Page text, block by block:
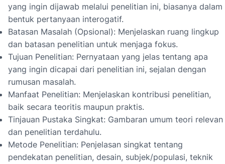
yang ingin dijawab melalui penelitian ini, biasanya dalam
bentuk pertanyaan interogatif.
Batasan Masalah (Opsional): Menjelaskan ruang lingkup
dan batasan penelitian untuk menjaga fokus.
Tujuan Penelitian: Pernyataan yang jelas tentang apa
yang ingin dicapai dari penelitian ini, sejalan dengan
rumusan masalah.
Manfaat Penelitian: Menjelaskan kontribusi penelitian,
baik secara teoritis maupun praktis.
Tinjauan Pustaka Singkat: Gambaran umum teori relevan
dan penelitian terdahulu.
Metode Penelitian: Penjelasan singkat tentang
pendekatan penelitian, desain, subjek/populasi, teknik